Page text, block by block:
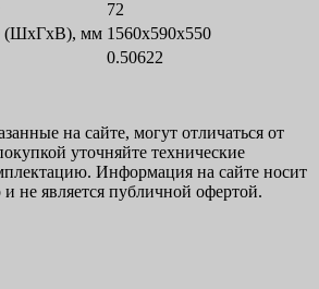
72
(ШxГxВ), мм 1560х590х550
0.50622
на сайте, могут отличаться от
уточняйте технические
Информация на сайте носит
не является публичной офертой.